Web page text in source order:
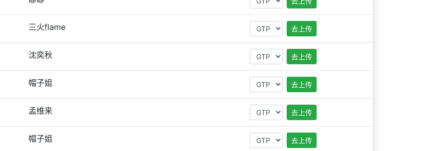
三火flame 去上传
沈奕秋 去上传
帽子姐 去上传
孟维来 去上传
帽子姐 去上传